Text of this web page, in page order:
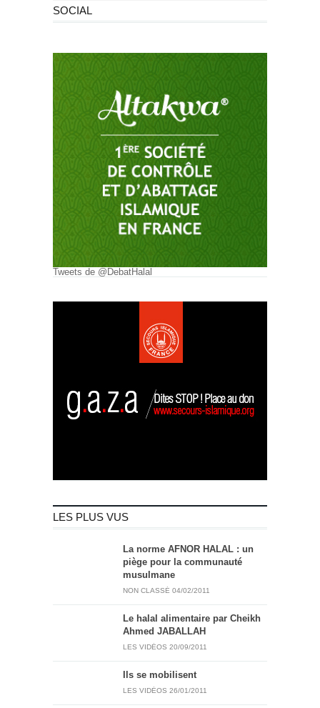
SOCIAL
Tweets de @DebatHalal
LES PLUS VUS
La norme AFNOR HALAL : un
piège pour la communauté
musulmane
NON CLASSÉ 04/02/2011
Le halal alimentaire par Cheikh
Ahmed JABALLAH
LES VIDÉOS 20/09/2011
Ils se mobilisent
LES VIDÉOS 26/01/2011